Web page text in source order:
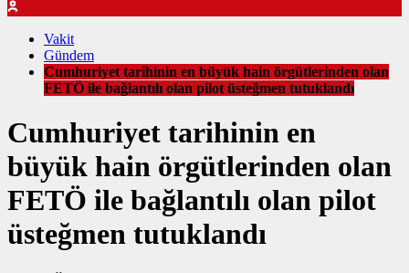
Vakit
Gündem
Cumhuriyet tarihinin en büyük hain örgütlerinden olan
FETÖ ile bağlantılı olan pilot üsteğmen tutuklandı
Cumhuriyet tarihinin en
büyük hain örgütlerinden olan
FETÖ ile bağlantılı olan pilot
üsteğmen tutuklandı